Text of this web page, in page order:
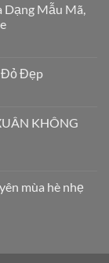
Dạng Mẫu Mã,
Đỏ Đẹp
KHÔNG
mùa hè nhẹ